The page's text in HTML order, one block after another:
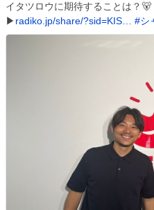
イタツロウに期待することは？
▶︎ radiko.jp/share/?sid=KIS… #シ